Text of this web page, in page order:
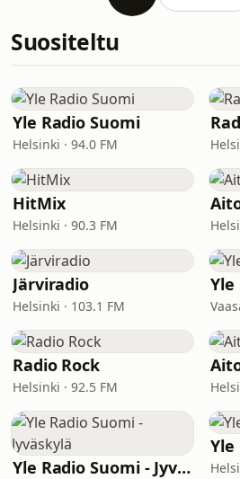
Suositeltu
Yle Radio Suomi
Helsinki · 94.0 FM
HitMix
Helsinki · 90.3 FM
Järviradio
Helsinki · 103.1 FM
Radio Rock
Helsinki · 92.5 FM
Yle Radio Suomi - Jyväskylä
Yle